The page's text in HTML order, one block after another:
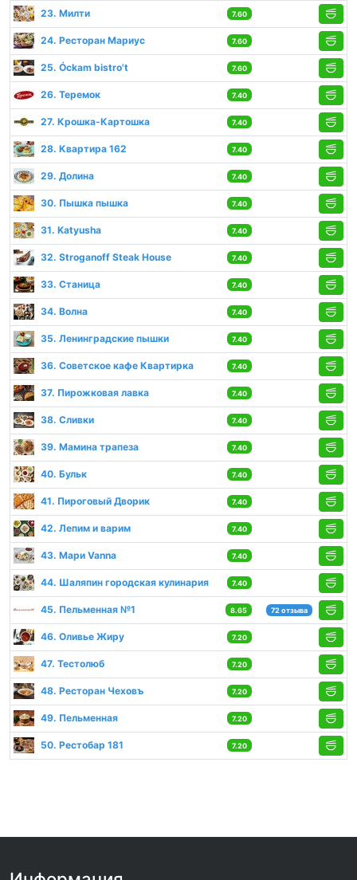
23. Милти 7.60
24. Ресторан Мариус 7.60
25. Óckam bistro't 7.60
26. Теремок 7.40
27. Крошка-Картошка 7.40
28. Квартира 162 7.40
29. Долина 7.40
30. Пышка пышка 7.40
31. Katyusha 7.40
32. Stroganoff Steak House 7.40
33. Станица 7.40
34. Волна 7.40
35. Ленинградские пышки 7.40
36. Советское кафе Квартирка 7.40
37. Пирожковая лавка 7.40
38. Сливки 7.40
39. Мамина трапеза 7.40
40. Бульк 7.40
41. Пироговый Дворик 7.40
42. Лепим и варим 7.40
43. Мари Vanna 7.40
44. Шаляпин городская кулинария 7.40
45. Пельменная №1 8.65 72 отзыва
46. Оливье Жиру 7.20
47. Тестолюб 7.20
48. Ресторан Чеховъ 7.20
49. Пельменная 7.20
50. Рестобар 181 7.20